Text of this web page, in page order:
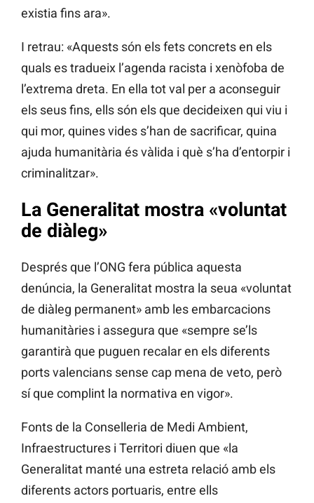
existia fins ara».
I retrau: «Aquests són els fets concrets en els
quals es tradueix l’agenda racista i xenòfoba de
l’extrema dreta. En ella tot val per a aconseguir
els seus fins, ells són els que decideixen qui viu i
qui mor, quines vides s’han de sacrificar, quina
ajuda humanitària és vàlida i què s’ha d’entorpir i
criminalitzar».
La Generalitat mostra «voluntat
de diàleg»
Després que l’ONG fera pública aquesta
denúncia, la Generalitat mostra la seua «voluntat
de diàleg permanent» amb les embarcacions
humanitàries i assegura que «sempre se’ls
garantirà que puguen recalar en els diferents
ports valencians sense cap mena de veto, però
sí que complint la normativa en vigor».
Fonts de la Conselleria de Medi Ambient,
Infraestructures i Territori diuen que «la
Generalitat manté una estreta relació amb els
diferents actors portuaris, entre ells